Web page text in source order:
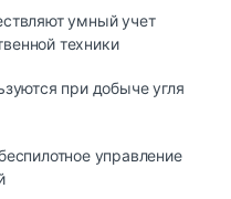
умный учет
техники
при добыче угля
управление